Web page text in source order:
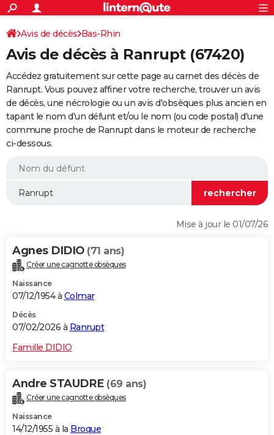
ACTUALITÉS
Politique
Société
Faits Divers
Education
Monde
Villes
+
SPORT
Coupe du monde 2026
Football
Tennis
Cyclisme
Rugby
Forum
Programme TV
TNT
Streaming
Cinéma
Sorties cinéma
Musique
+
FINANCE
Retraite
Epargne
Immobilier
Risques naturels par ville
Assurance
AUTO
Essais
Réserver un essai
Citadines
Berlines
SUV
Forum auto
+HIGH-TECH
BRICOLAGE
WEEK-END
Alimentation
Guide de la santé
Maladies
Médicaments
Sommeil
VOYAGE
Destinations
City break
Voyage nature
Voyage de noces
Forum
Climat
+PHOTO
GUIDES D'ACHAT
Carte de Noël
Carte Bonne année
Carte Saint-Valentin
Carte Pâques
Carte d'anniversaire
DICTIONNAIRE
Dictionnaire
Biographies
Citations
Expressions
Proverbes
PROGRAMME TV
Connexion
Avis de décès Bas-Rhin
Avis de décès à Ranrupt (67420)
Accédez gratuitement sur cette page au carnet des décès de
Ranrupt. Vous pouvez affiner votre recherche, trouver un avis
de décès, une nécrologie ou un avis d'obsèques plus ancien en
tapant le nom d'un défunt et/ou le nom (ou code postal) d'une
commune proche de Ranrupt dans le moteur de recherche
ci-dessous.
Mise à jour le 01/07/26
Agnes DIDIO (71 ans)
Créer une cagnotte obsèques
Naissance
07/12/1954 à Colmar
Décès
07/02/2026 à Ranrupt
Famille DIDIO
Andre STAUDRE (69 ans)
Créer une cagnotte obsèques
Naissance
14/12/1955 à la Broque